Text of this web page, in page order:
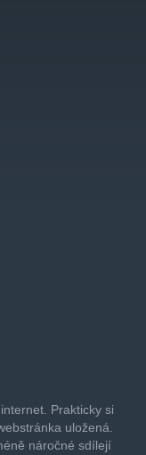
Prakticky si
uložená.
náročné sdílejí